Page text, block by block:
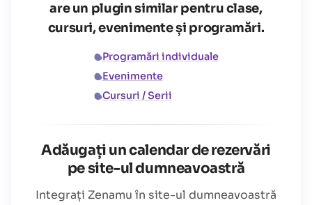
are un plugin similar pentru clase,
cursuri, evenimente și programări.
Programări individuale
Evenimente
Cursuri / Serii
Adăugați un calendar de rezervări
pe site-ul dumneavoastră
Integrați Zenamu în site-ul dumneavoastră